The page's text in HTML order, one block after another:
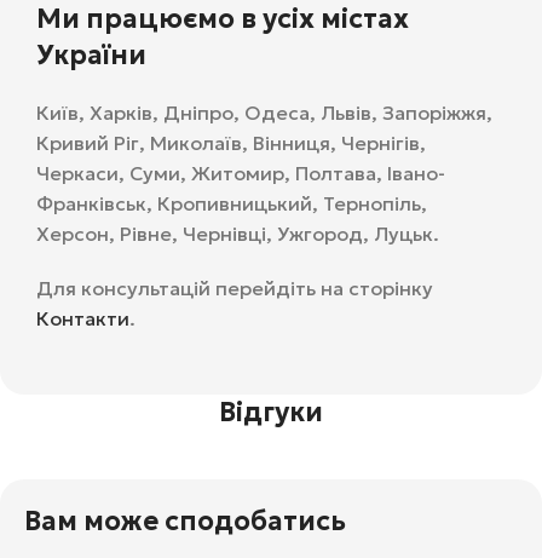
Ми працюємо в усіх містах
України
Київ, Харків, Дніпро, Одеса, Львів, Запоріжжя,
Кривий Ріг, Миколаїв, Вінниця, Чернігів,
Черкаси, Суми, Житомир, Полтава, Івано-
Франківськ, Кропивницький, Тернопіль,
Херсон, Рівне, Чернівці, Ужгород, Луцьк.
Для консультацій перейдіть на сторінку
Контакти.
Відгуки
Вам може сподобатись